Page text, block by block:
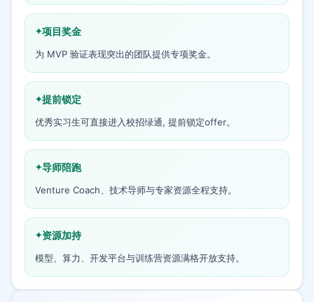
项目奖金
为 MVP 验证表现突出的团队提供专项奖金。
提前锁定
优秀实习生可直接进入校招绿通, 提前锁定offer。
导师陪跑
Venture Coach、技术导师与专家资源全程支持。
资源加持
模型、算力、开发平台与训练营资源满格开放支持。